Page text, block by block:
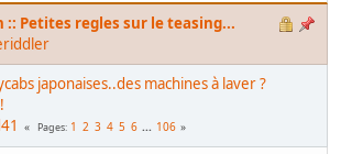
:: Petites regles sur le teasing...
japonaises..des machines à laver ?
Pages 1 2 3 4 5 6 ... 106